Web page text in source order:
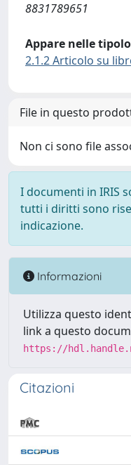
8831789651
Appare nelle
2.1.2 Articolo su
File in questo
Non ci sono file
I documenti in IRIS
tutti i diritti sono
indicazione.
Informazioni
Utilizza questo
link a questo
https://
Citazioni